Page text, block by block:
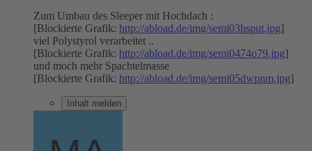
Zum Umbau des Sleeper mit Hochdach :
[Blockierte Grafik: http://abload.de/img/semi03hsput.jpg]
viel Polystyrol verarbeitet ..
[Blockierte Grafik: http://abload.de/img/semi0474o79.jpg]
und moch mehr Spachtelmasse
[Blockierte Grafik: http://abload.de/img/semi05dwpnm.jpg]
Inhalt melden